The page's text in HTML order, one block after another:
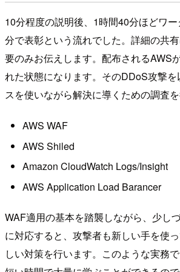
10分程度の説明後、1時間40分ほどワ
分で表彰という流れでした。詳細の共
要のみお伝えします。配布されるAWS
れた状態になります。そのDDoS攻撃
スを使いながら解決に導くための調査を
AWS WAF
AWS Shiled
Amazon CloudWatch Logs/Insight
AWS Application Load Barancer
WAF適用の基本を踏襲しながら、少し
に対応すると、攻撃者も新しい手を使
しい対策を行います。このような実務